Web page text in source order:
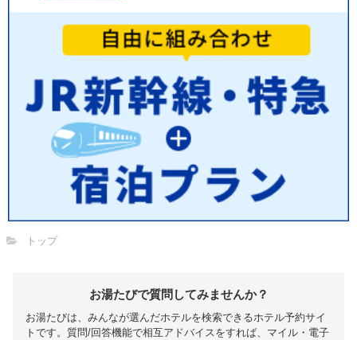
トップ
お湯たびで質問してみませんか？
お湯たびは、みんなが選んだホテルを検索できるホテル予約サイ
トです。質問/回答機能で相互アドバイスをすれば、マイル・電子